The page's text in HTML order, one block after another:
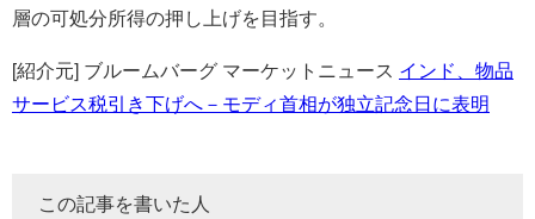
層の可処分所得の押し上げを目指す。
[紹介元] ブルームバーグ マーケットニュース インド、物品
サービス税引き下げへ－モディ首相が独立記念日に表明
この記事を書いた人